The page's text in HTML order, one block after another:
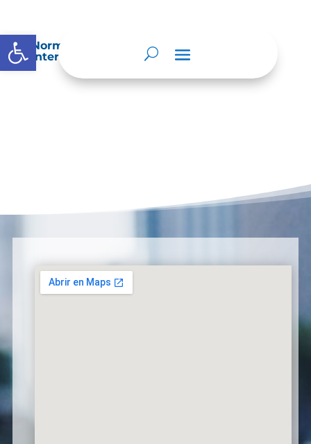
Abrir barra de herramientas
Normatividad especial que les aplique de
interés.